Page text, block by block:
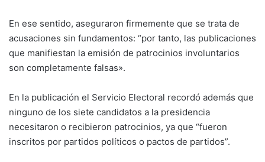
En ese sentido, aseguraron firmemente que se trata de
acusaciones sin fundamentos: “por tanto, las publicaciones
que manifiestan la emisión de patrocinios involuntarios
son completamente falsas».
En la publicación el Servicio Electoral recordó además que
ninguno de los siete candidatos a la presidencia
necesitaron o recibieron patrocinios, ya que “fueron
inscritos por partidos políticos o pactos de partidos”.